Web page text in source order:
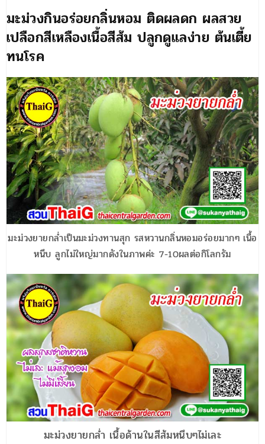
มะม่วงกินอร่อยกลิ่นหอม ติดผลดก ผลสวย
เปลือกสีเหลืองเนื้อสีส้ม ปลูกดูแลง่าย ต้นเตี้ย
ทนโรค
มะม่วงยายกล่ำเป็นมะม่วงทานสุก รสหวานกลิ่นหอมอร่อยมากๆ เนื้อ
หนึบ ลูกไม่ใหญ่มากดังในภาพค่ะ 7-10ผลต่อกิโลกรัม
มะม่วงยายกล่ำ เนื้อด้านในสีส้มหนึบๆไม่เละ